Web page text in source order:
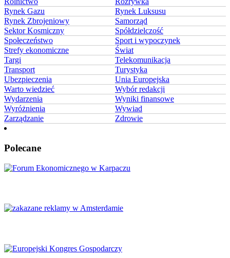
Rynek Gazu
Rynek Luksusu
Rynek Zbrojeniowy
Samorząd
Sektor Kosmiczny
Spółdzielczość
Społeczeństwo
Sport i wypoczynek
Strefy ekonomiczne
Świat
Targi
Telekomunikacja
Transport
Turystyka
Ubezpieczenia
Unia Europejska
Warto wiedzieć
Wybór redakcji
Wydarzenia
Wyniki finansowe
Wyróżnienia
Wywiad
Zarządzanie
Zdrowie
Polecane